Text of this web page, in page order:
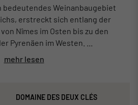
bedeutendes Weinanbaugebiet
erstreckt sich entlang der
Nîmes im Osten bis zu den
Pyrenäen im Westen. ...
mehr lesen
DOMAINE DES DEUX CLÉS